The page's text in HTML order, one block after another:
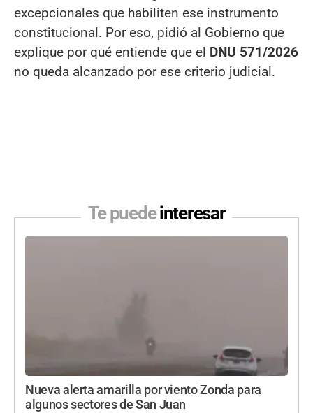
excepcionales que habiliten ese instrumento
constitucional. Por eso, pidió al Gobierno que
explique por qué entiende que el DNU 571/2026
no queda alcanzado por ese criterio judicial.
Te puedeinteresar
Nueva alerta amarilla por viento Zonda para
algunos sectores de San Juan